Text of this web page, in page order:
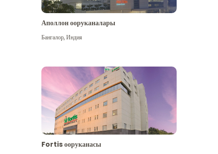
Аполлон ооруканалары
Бангалор,Индия
Fortis ооруканасы